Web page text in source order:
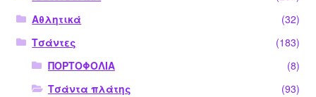
Αθλητικά
(32)
Τσάντες
(183)
ΠΟΡΤΟΦΟΛΙΑ
(8)
Τσάντα πλάτης
(93)